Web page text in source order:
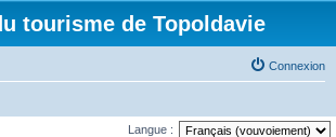
tourisme de Topoldavie
Connexion
Langue :